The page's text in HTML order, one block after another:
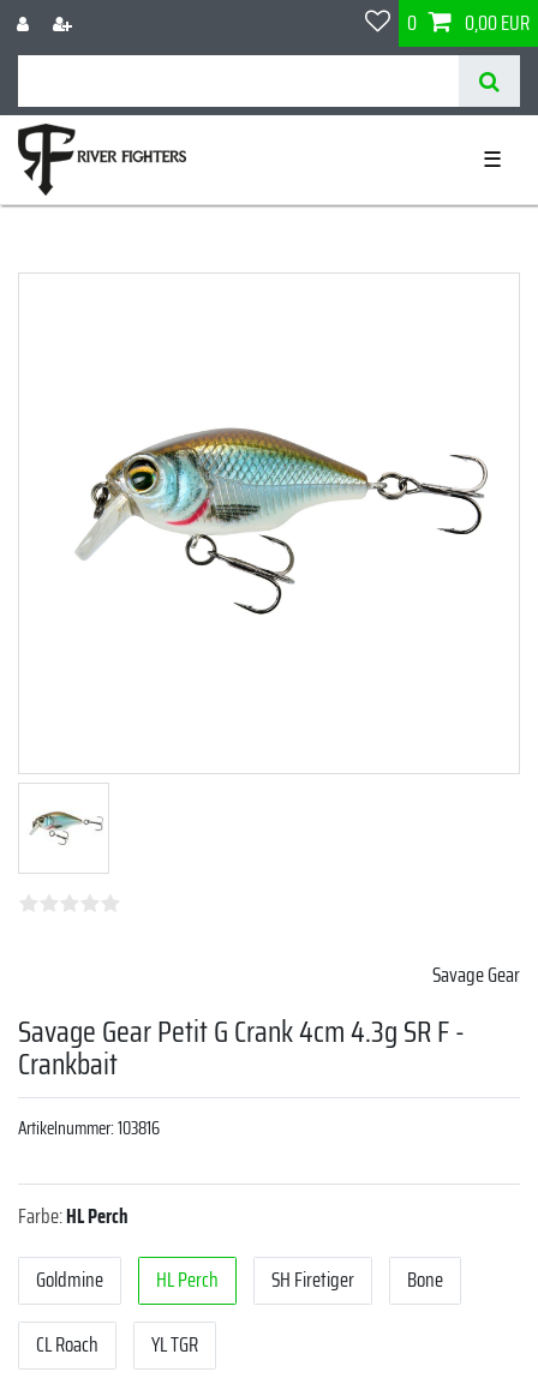
0 0,00 EUR
☰
Savage Gear
Savage Gear Petit G Crank 4cm 4.3g SR F -
Crankbait
Artikelnummer:103816
Farbe:HL Perch
Goldmine HL Perch SH Firetiger Bone
CL Roach YL TGR